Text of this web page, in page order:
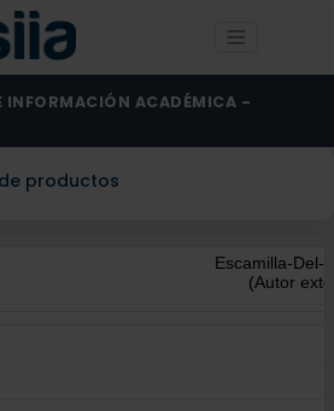
INFORMACIÓN ACADÉMICA -
productos
Escamilla-Del-
(Autor